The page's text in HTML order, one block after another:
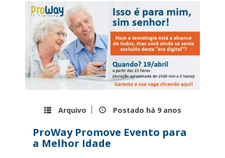
Arquivo Postado há 9 anos
ProWay Promove Evento para
a Melhor Idade